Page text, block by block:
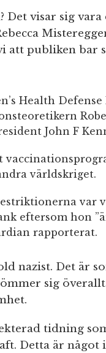
visar sig vara
att publiken
Health
John F
världskriget.
var
eftersom hon
rapporterat.
nazist. Det är
sig
tidning
Detta är